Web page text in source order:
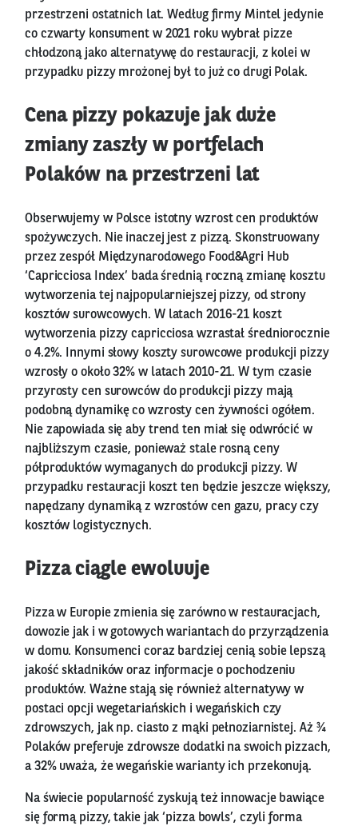
przestrzeni ostatnich lat. Według firmy Mintel jedynie
co czwarty konsument w 2021 roku wybrał pizze
chłodzoną jako alternatywę do restauracji, z kolei w
przypadku pizzy mrożonej był to już co drugi Polak.
Cena pizzy pokazuje jak duże
zmiany zaszły w portfelach
Polaków na przestrzeni lat
Obserwujemy w Polsce istotny wzrost cen produktów
spożywczych. Nie inaczej jest z pizzą. Skonstruowany
przez zespół Międzynarodowego Food&Agri Hub
‘Capricciosa Index’ bada średnią roczną zmianę kosztu
wytworzenia tej najpopularniejszej pizzy, od strony
kosztów surowcowych. W latach 2016-21 koszt
wytworzenia pizzy capricciosa wzrastał średniorocznie
o 4.2%. Innymi słowy koszty surowcowe produkcji pizzy
wzrosły o około 32% w latach 2010-21. W tym czasie
przyrosty cen surowców do produkcji pizzy mają
podobną dynamikę co wzrosty cen żywności ogółem.
Nie zapowiada się aby trend ten miał się odwrócić w
najbliższym czasie, ponieważ stale rosną ceny
półproduktów wymaganych do produkcji pizzy. W
przypadku restauracji koszt ten będzie jeszcze większy,
napędzany dynamiką z wzrostów cen gazu, pracy czy
kosztów logistycznych.
Pizza ciągle ewoluuje
Pizza w Europie zmienia się zarówno w restauracjach,
dowozie jak i w gotowych wariantach do przyrządzenia
w domu. Konsumenci coraz bardziej cenią sobie lepszą
jakość składników oraz informacje o pochodzeniu
produktów. Ważne stają się również alternatywy w
postaci opcji wegetariańskich i wegańskich czy
zdrowszych, jak np. ciasto z mąki pełnoziarnistej. Aż ¾
Polaków preferuje zdrowsze dodatki na swoich pizzach,
a 32% uważa, że wegańskie warianty ich przekonują.
Na świecie popularność zyskują też innowacje bawiące
się formą pizzy, takie jak ‘pizza bowls’, czyli forma